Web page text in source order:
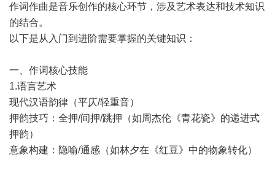
作词作曲是音乐创作的核心环节，涉及艺术表达和技术知识
的结合。
以下是从入门到进阶需要掌握的关键知识：
一、作词核心技能
1.语言艺术
现代汉语韵律（平仄/轻重音）
押韵技巧：全押/间押/跳押（如周杰伦《青花瓷》的递进式
押韵）
意象构建：隐喻/通感（如林夕在《红豆》中的物象转化）